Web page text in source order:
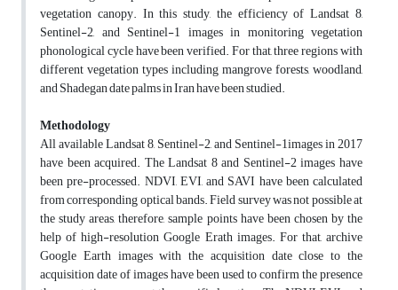
vegetation canopy. In this study, the efficiency of Landsat 8,
Sentinel-2, and Sentinel-1 images in monitoring vegetation
phonological cycle have been verified. For that, three regions with
different vegetation types including mangrove forests, woodland,
and Shadegan date palms in Iran have been studied.
Methodology
All available Landsat 8, Sentinel-2, and Sentinel-1images in 2017
have been acquired. The Landsat 8 and Sentinel-2 images have
been pre-processed. NDVI, EVI, and SAVI have been calculated
from corresponding optical bands. Field survey was not possible at
the study areas, therefore, sample points have been chosen by the
help of high-resolution Google Erath images. For that, archive
Google Earth images with the acquisition date close to the
acquisition date of images have been used to confirm the presence